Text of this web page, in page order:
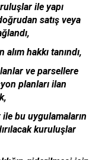
ile yapı
satış veya
hakkı tanındı,
ve parsellere
planları ilan
bu uygulamaların
kuruluşlar